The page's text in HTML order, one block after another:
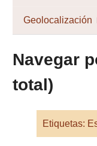
Geolocalización
Navegar
total)
Etiquetas: